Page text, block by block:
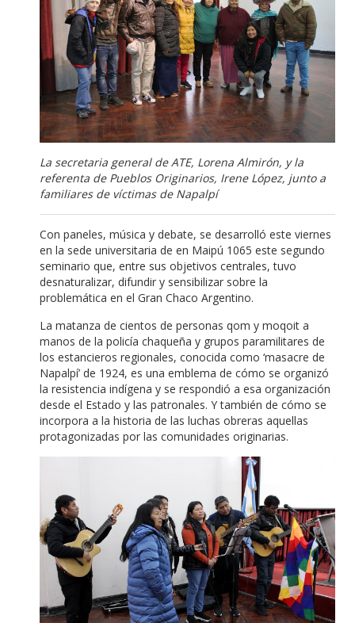
La secretaria general de ATE, Lorena Almirón, y la
referenta de Pueblos Originarios, Irene López, junto a
familiares de víctimas de Napalpí
Con paneles, música y debate, se desarrolló este viernes
en la sede universitaria de en Maipú 1065 este segundo
seminario que, entre sus objetivos centrales, tuvo
desnaturalizar, difundir y sensibilizar sobre la
problemática en el Gran Chaco Argentino.
La matanza de cientos de personas qom y moqoit a
manos de la policía chaqueña y grupos paramilitares de
los estancieros regionales, conocida como ‘masacre de
Napalpí’ de 1924, es una emblema de cómo se organizó
la resistencia indígena y se respondió a esa organización
desde el Estado y las patronales. Y también de cómo se
incorpora a la historia de las luchas obreras aquellas
protagonizadas por las comunidades originarias.